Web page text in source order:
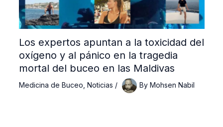
Los expertos apuntan a la toxicidad del
oxígeno y al pánico en la tragedia
mortal del buceo en las Maldivas
Medicina de Buceo Noticias / By Mohsen Nabil